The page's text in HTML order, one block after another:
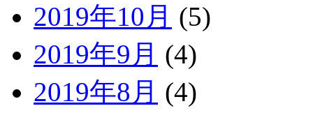
2019年10月 (5)
2019年9月 (4)
2019年8月 (4)